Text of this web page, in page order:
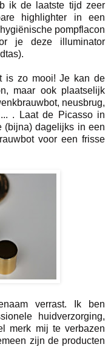
ik de laatste tijd zeer
highlighter in een
pompflacon
je deze illuminator
is zo mooi! Je kan de
maar ook plaatselijk
neusbrug,
. Laat de Picasso in
(bijna) dagelijks in een
voor een frisse
verrast. Ik ben
huidverzorging,
merk mij te verbazen
zijn de producten